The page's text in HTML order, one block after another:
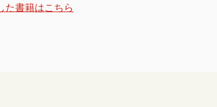
た書籍はこちら